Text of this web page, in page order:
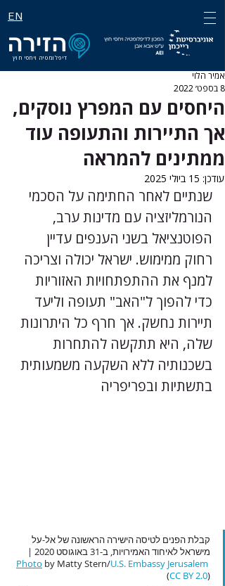
EN
דיפלומטיה ויחסי חוץ
היחסים עם המפרץ נוסקים,
אך התיירות והתעופה עוד
ממתינים להמראה
אמיר הלוי
8 בספט׳ 2022
עודכן: 15 ביולי 2025
שנתיים לאחר החתימה על הסכמי
הנורמליזציה עם מדינות ערב,
הפוטנציאל בשני הענפים עדיין
רחוק ממימוש. ישראל יכולה וצריכה
למנף את ההתפתחויות האזוריות
כדי להפוך ל"האב" תעופה וליעד
תיירות נחשק. אך חרף כל היתרונות
שלה, היא תתקשה להתחרות
בשכנותיה ללא השקעה משמעותית
בתשתיות ובפריפריה
קבלת הפנים לטיסה הישירה הראשונה של אל-על
מישראל לאיחוד האמירויות, ב-31 באוגוסט 2020 |
Photo by Matty Stern/U.S. Embassy Jerusalem
(CC BY 2.0)